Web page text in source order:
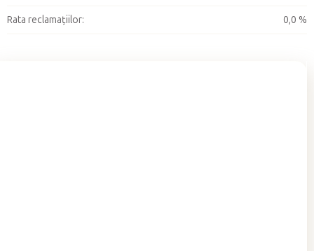
Rata reclamațiilor: 0,0 %